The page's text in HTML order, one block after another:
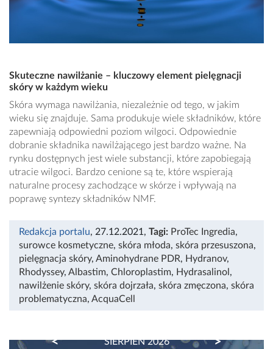
Skuteczne nawilżanie – kluczowy element pielęgnacji
skóry w każdym wieku
Skóra wymaga nawilżania, niezależnie od tego, w jakim
wieku się znajduje. Sama produkuje wiele składników, które
zapewniają odpowiedni poziom wilgoci. Odpowiednie
dobranie składnika nawilżającego jest bardzo ważne. Na
rynku dostępnych jest wiele substancji, które zapobiegają
utracie wilgoci. Bardzo cenione są te, które wspierają
naturalne procesy zachodzące w skórze i wpływają na
poprawę syntezy składników NMF.
Redakcja portalu, 27.12.2021 , Tagi: ProTec Ingredia,
surowce kosmetyczne, skóra młoda, skóra przesuszona,
pielęgnacja skóry, Aminohydrane PDR, Hydranov,
Rhodyssey, Albastim, Chloroplastim, Hydrasalinol ,
nawilżenie skóry, skóra dojrzała, skóra zmęczona, skóra
problematyczna, AcquaCell
SIERPIEŃ 2026
PREVIOUS NEXT